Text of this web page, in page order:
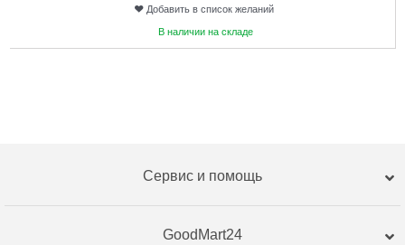
Добавить в список желаний
В наличии на складе
Сервис и помощь
GoodMart24